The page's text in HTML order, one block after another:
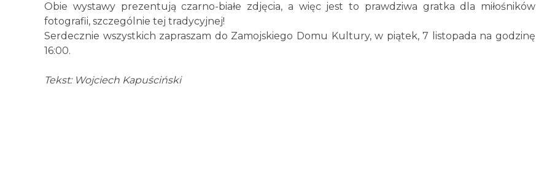
Obie wystawy prezentują czarno-białe zdjęcia, a więc jest to prawdziwa gratka dla miłośników
fotografii, szczególnie tej tradycyjnej!
Serdecznie wszystkich zapraszam do Zamojskiego Domu Kultury, w piątek, 7 listopada na godzinę
16:00.
Tekst: Wojciech Kapuściński